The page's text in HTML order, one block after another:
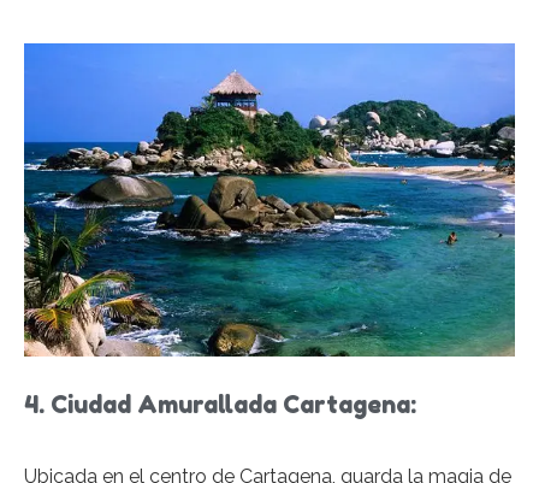
4. Ciudad Amurallada Cartagena:
Ubicada en el centro de Cartagena, guarda la magia de